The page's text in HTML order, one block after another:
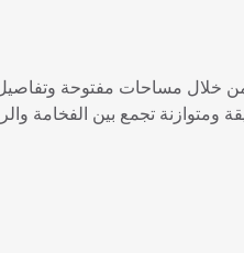
مساحات مفتوحة وتفاصيل
ومتوازنة تجمع بين الفخامة